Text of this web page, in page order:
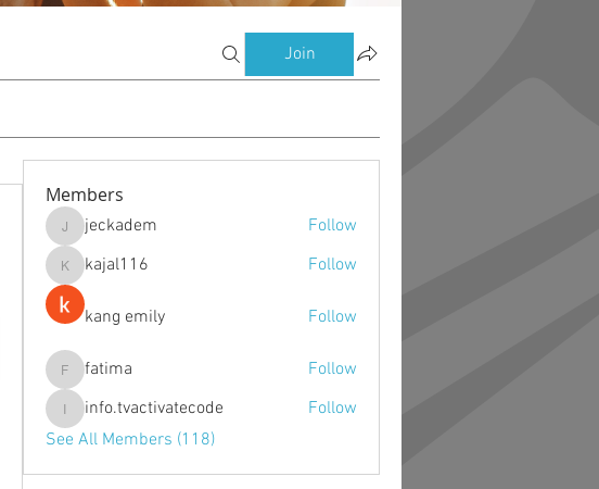
Join
Members
jeckadem
jeckadem Follow
kajal116
kajal116 Follow
kang emily Follow
fatima
fatima Follow
info.tvactivatecode
info.tvactivatecode
Follow
See All Members (118)